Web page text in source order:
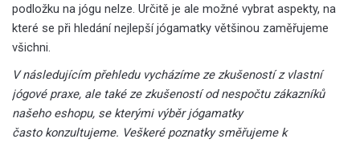
podložku na jógu nelze. Určitě je ale možné vybrat aspekty, na
které se při hledání nejlepší jógamatky většinou zaměřujeme
všichni.
V následujícím přehledu vycházíme ze zkušeností z vlastní
jógové praxe, ale také ze zkušeností od nespočtu zákazníků
našeho eshopu, se kterými výběr jógamatky
často konzultujeme. Veškeré poznatky směřujeme k